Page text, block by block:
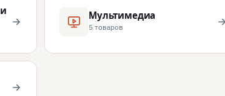
Мультимедиа
5 товаров